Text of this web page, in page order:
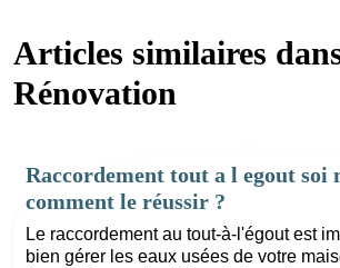
Articles similaires
Rénovation
Raccordement tout a l egout soi
comment le réussir ?
Le raccordement au tout-à-l'égout est
bien gérer les eaux usées de votre